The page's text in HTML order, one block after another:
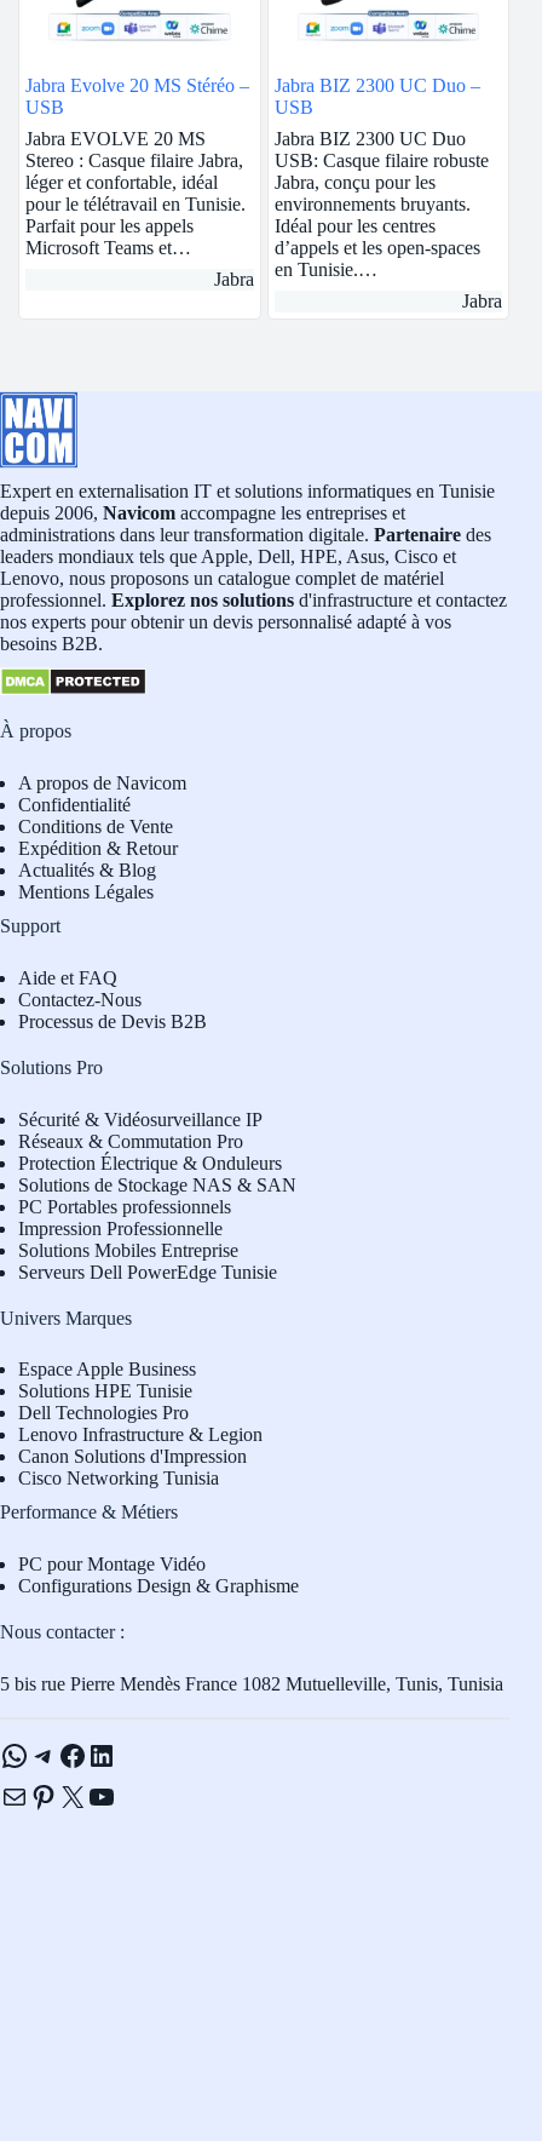
Jabra Evolve 20 MS Stéréo –
USB
Jabra EVOLVE 20 MS
Stereo : Casque filaire Jabra,
léger et confortable, idéal
pour le télétravail en Tunisie.
Parfait pour les appels
Microsoft Teams et…
Jabra
Jabra BIZ 2300 UC Duo –
USB
Jabra BIZ 2300 UC Duo
USB: Casque filaire robuste
Jabra, conçu pour les
environnements bruyants.
Idéal pour les centres
d’appels et les open-spaces
en Tunisie.…
Jabra
Expert en externalisation IT et solutions informatiques en Tunisie
depuis 2006, Navicom accompagne les entreprises et
administrations dans leur transformation digitale. Partenaire des
leaders mondiaux tels que Apple, Dell, HPE, Asus, Cisco et
Lenovo, nous proposons un catalogue complet de matériel
professionnel. Explorez nos solutions d'infrastructure et contactez
nos experts pour obtenir un devis personnalisé adapté à vos
besoins B2B.
À propos
A propos de Navicom
Confidentialité
Conditions de Vente
Expédition & Retour
Actualités & Blog
Mentions Légales
Support
Aide et FAQ
Contactez-Nous
Processus de Devis B2B
Solutions Pro
Sécurité & Vidéosurveillance IP
Réseaux & Commutation Pro
Protection Électrique & Onduleurs
Solutions de Stockage NAS & SAN
PC Portables professionnels
Impression Professionnelle
Solutions Mobiles Entreprise
Serveurs Dell PowerEdge Tunisie
Univers Marques
Espace Apple Business
Solutions HPE Tunisie
Dell Technologies Pro
Lenovo Infrastructure & Legion
Canon Solutions d'Impression
Cisco Networking Tunisia
Performance & Métiers
PC pour Montage Vidéo
Configurations Design & Graphisme
Nous contacter :
5 bis rue Pierre Mendès France 1082 Mutuelleville, Tunis, Tunisia
WhatsApp
Telegram
Facebook
LinkedIn
E-mailPinterest
X YouTube